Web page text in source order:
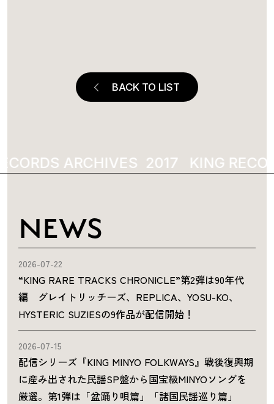
BACK TO LIST
ARCHIVES 2017 KING
NEWS
2026-07-22
“KING RARE TRACKS CHRONICLE”第2弾は90年代
編 グレイトリッチーズ、REPLICA、YOSU-KO、
HYSTERIC SUZIESの9作品が配信開始！
2026-07-15
配信シリーズ『KING MINYO FOLKWAYS』戦後復興期
に産み出された民謡SP盤から国宝級MINYOソングを
厳選。第1弾は「盆踊り唄篇」「諸国民謡巡り篇」